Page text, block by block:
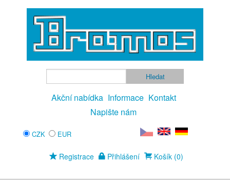
Akční nabídka Informace Kontakt
Napište nám
CZK EUR
Registrace Přihlášení Košík (0)